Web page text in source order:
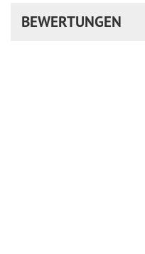
BEWERTUNGEN